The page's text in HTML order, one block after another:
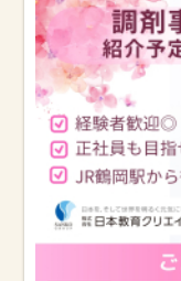
お知らせ
医療事務求人ドッ
サイトの使い方
就職サポート
人材をお探しの医